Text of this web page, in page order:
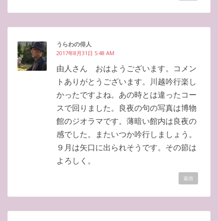
うらわの俳人
2017年8月31日 5:48 AM
由人さん おはようございます。コメン
トありがとうございます。川越吟行楽し
かったですよね。あの時とは違ったコー
スで回りました。良夜の句の写真は博物
館のジオラマです。薄暗い館内は良夜の
感でした。またいつか吟行しましょう。
９月は矢口に出られそうです。その節は
よろしく。
返信